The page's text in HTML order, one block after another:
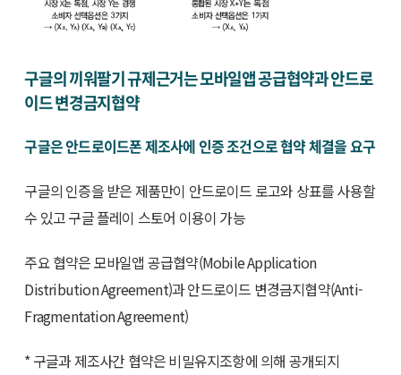
구글의 끼워팔기 규제근거는 모바일앱 공급협약과 안드로
이드 변경금지협약
구글은 안드로이드폰 제조사에 인증 조건으로 협약 체결을 요구
구글의 인증을 받은 제품만이 안드로이드 로고와 상표를 사용할
수 있고 구글 플레이 스토어 이용이 가능
주요 협약은 모바일앱 공급협약(Mobile Application
Distribution Agreement)과 안드로이드 변경금지협약(Anti-
Fragmentation Agreement)
* 구글과 제조사간 협약은 비밀유지조항에 의해 공개되지